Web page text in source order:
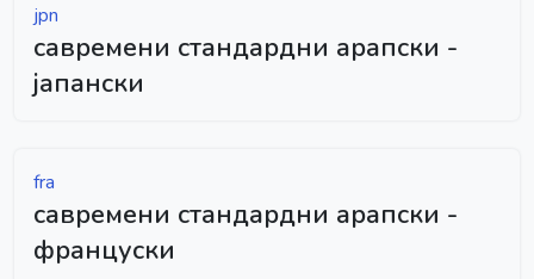
jpn
савремени стандардни арапски -
јапански
fra
савремени стандардни арапски -
француски